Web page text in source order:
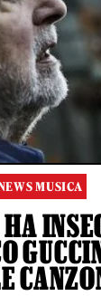
MUSICA